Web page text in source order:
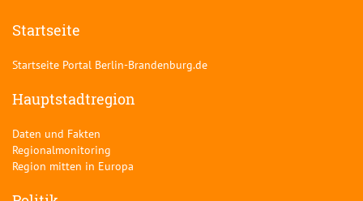
Startseite
Startseite Portal Berlin-Brandenburg.de
Hauptstadtregion
Daten und Fakten
Regionalmonitoring
Region mitten in Europa